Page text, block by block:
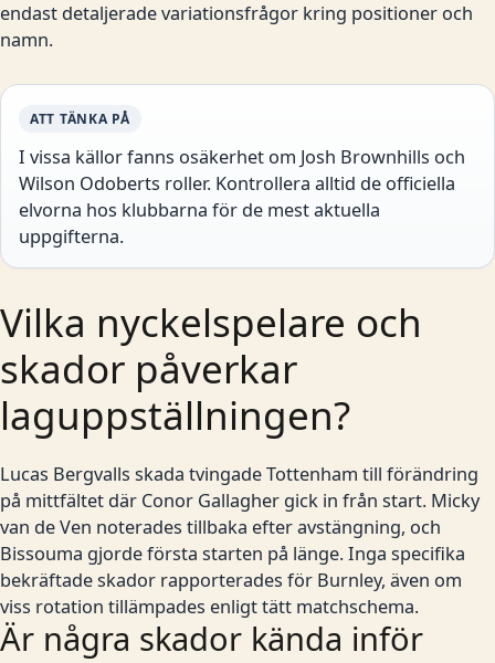
endast detaljerade variationsfrågor kring positioner och
namn.
ATT TÄNKA PÅ
I vissa källor fanns osäkerhet om Josh Brownhills och
Wilson Odoberts roller. Kontrollera alltid de officiella
elvorna hos klubbarna för de mest aktuella
uppgifterna.
Vilka nyckelspelare och
skador påverkar
laguppställningen?
Lucas Bergvalls skada tvingade Tottenham till förändring
på mittfältet där Conor Gallagher gick in från start. Micky
van de Ven noterades tillbaka efter avstängning, och
Bissouma gjorde första starten på länge. Inga specifika
bekräftade skador rapporterades för Burnley, även om
viss rotation tillämpades enligt tätt matchschema.
Är några skador kända inför